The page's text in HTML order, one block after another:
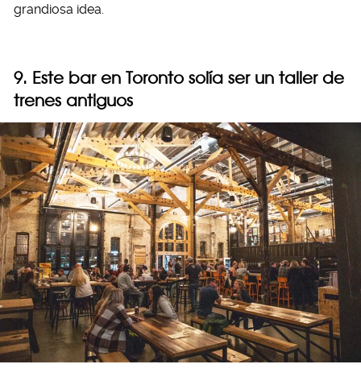
grandiosa idea.
9. Este bar en Toronto solía ser un taller de
trenes antiguos